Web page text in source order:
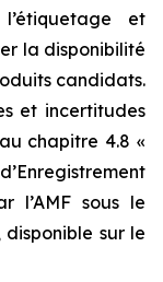
et
la disponibilité
candidats.
et incertitudes
chapitre 4.8 «
l’AMF sous le
disponible sur le